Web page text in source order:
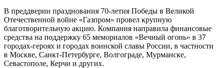
В преддверии празднования 70-летия Победы в Великой
Отечественной войне «Газпром» провел крупную
благотворительную акцию. Компания направила финансовые
средства на поддержку 65 мемориалов «Вечный огонь» в 37
городах-героях и городах воинской славы России, в частности
в Москве, Санкт-Петербурге, Волгограде, Мурманске,
Севастополе, Керчи и других.